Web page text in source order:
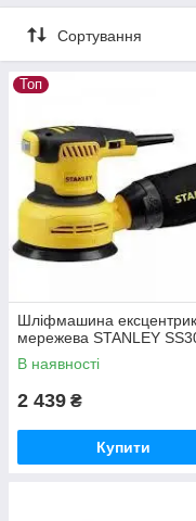
Сортування
Топ
Шліфмашина
мережева STANLEY
В наявності
2 439 ₴
Купити